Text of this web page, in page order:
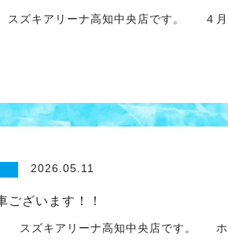
キアリーナ高知中央店です。 ４月
2026.05.11
ございます！！
ズキアリーナ高知中央店です。 ホ